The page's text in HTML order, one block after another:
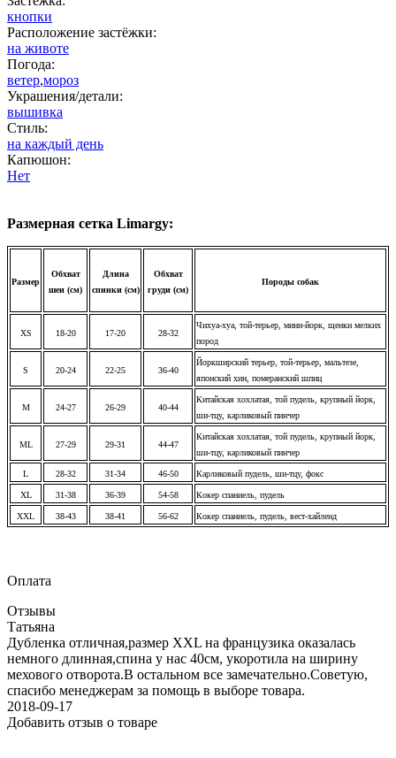
кнопки
Расположение застёжки:
на животе
Погода:
ветер,мороз
Украшения/детали:
вышивка
Стиль:
на каждый день
Капюшон:
Нет
Размерная сетка Limargy:
Размер
Обхват
шеи (см)
Длина
спинки (см)
Обхват
груди (см)
Породы собак
XS 18-20 17-20 28-32
Чихуа-хуа, той-терьер, мини-йорк, щенки мелких
пород
S 20-24 22-25 36-40
Йоркширский терьер, той-терьер, мальтезе,
японский хин, померанский шпиц
M 24-27 26-29 40-44
Китайская хохлатая, той пудель, крупный йорк,
ши-тцу, карликовый пинчер
ML 27-29 29-31 44-47
Китайская хохлатая, той пудель, крупный йорк,
ши-тцу, карликовый пинчер
L 28-32 31-34 46-50 Карликовый пудель, ши-тцу, фокс
XL 31-38 36-39 54-58 Кокер спаниель, пудель
XXL 38-43 38-41 56-62 Кокер спаниель, пудель, вест-хайленд
Оплата
Отзывы
Татьяна
Дубленка отличная,размер XXL на французика оказалась
немного длинная,спина у нас 40см, укоротила на ширину
мехового отворота.В остальном все замечательно.Советую,
спасибо менеджерам за помощь в выборе товара.
2018-09-17
Добавить отзыв о товаре